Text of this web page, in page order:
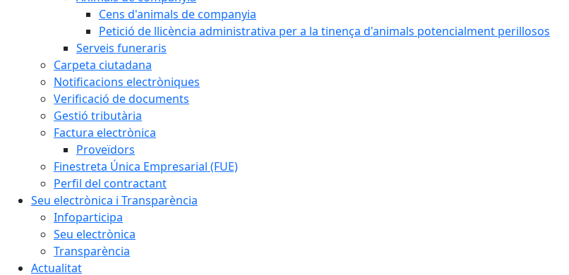
Cens d'animals de companyia
Petició de llicència administrativa per a la tinença d'animals potencialment perillosos
Serveis funeraris
Carpeta ciutadana
Notificacions electròniques
Verificació de documents
Gestió tributària
Factura electrònica
Proveïdors
Finestreta Única Empresarial (FUE)
Perfil del contractant
Seu electrònica i Transparència
Infoparticipa
Seu electrònica
Transparència
Actualitat